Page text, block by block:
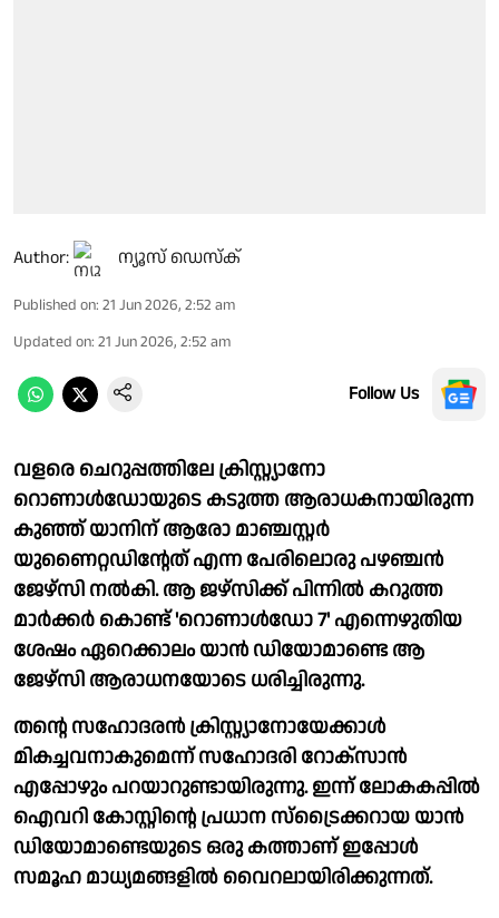
Author: ന്യൂസ് ഡെസ്ക്
Published on: 21 Jun 2026, 2:52 am
Updated on: 21 Jun 2026, 2:52 am
Follow Us
വളരെ ചെറുപ്പത്തിലേ ക്രിസ്റ്റ്യാനോ
റൊണാൾഡോയുടെ കടുത്ത ആരാധകനായിരുന്ന
കുഞ്ഞ് യാനിന് ആരോ മാഞ്ചസ്റ്റർ
യുണൈറ്റഡിൻ്റേത് എന്ന പേരിലൊരു പഴഞ്ചൻ
ജേഴ്സി നൽകി. ആ ജഴ്സിക്ക് പിന്നിൽ കറുത്ത
മാർക്കർ കൊണ്ട് 'റൊണാൾഡോ 7' എന്നെഴുതിയ
ശേഷം ഏറെക്കാലം യാൻ ഡിയോമാണ്ടെ ആ
ജേഴ്സി ആരാധനയോടെ ധരിച്ചിരുന്നു.
തൻ്റെ സഹോദരൻ ക്രിസ്റ്റ്യാനോയേക്കാൾ
മികച്ചവനാകുമെന്ന് സഹോദരി റോക്സാൻ
എപ്പോഴും പറയാറുണ്ടായിരുന്നു. ഇന്ന് ലോകകപ്പിൽ
ഐവറി കോസ്റ്റിൻ്റെ പ്രധാന സ്ട്രൈക്കറായ യാൻ
ഡിയോമാണ്ടെയുടെ ഒരു കത്താണ് ഇപ്പോൾ
സമൂഹ മാധ്യമങ്ങളിൽ വൈറലായിരിക്കുന്നത്.